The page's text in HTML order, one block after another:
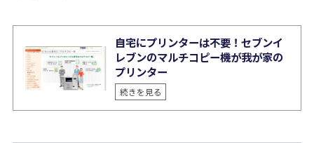
自宅にプリンターは不要！セブンイ
レブンのマルチコピー機が我が家の
プリンター
続きを見る